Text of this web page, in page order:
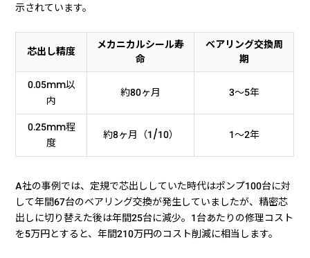
示されています。
芯出し精度
メカニカルシール寿
命
ベアリング交換周
期
0.05mm以
内
約80ヶ月 3〜5年
0.25mm程
度
約8ヶ月（1/10） 1〜2年
A社の事例では、定規で芯出ししていた時代はポンプ100台に対
して年間67台のベアリング交換が発生していましたが、精密芯
出しに切り替えた後は年間25台に減少。1台あたりの修理コスト
を5万円とすると、年間210万円のコスト削減に相当します。